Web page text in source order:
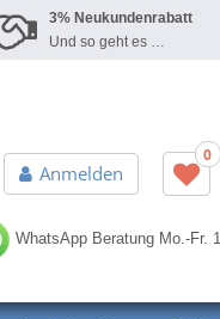
3% Neukundenrabatt
Und so geht es …
Anmelden
0
WhatsApp BeratungMo.-Fr.
»